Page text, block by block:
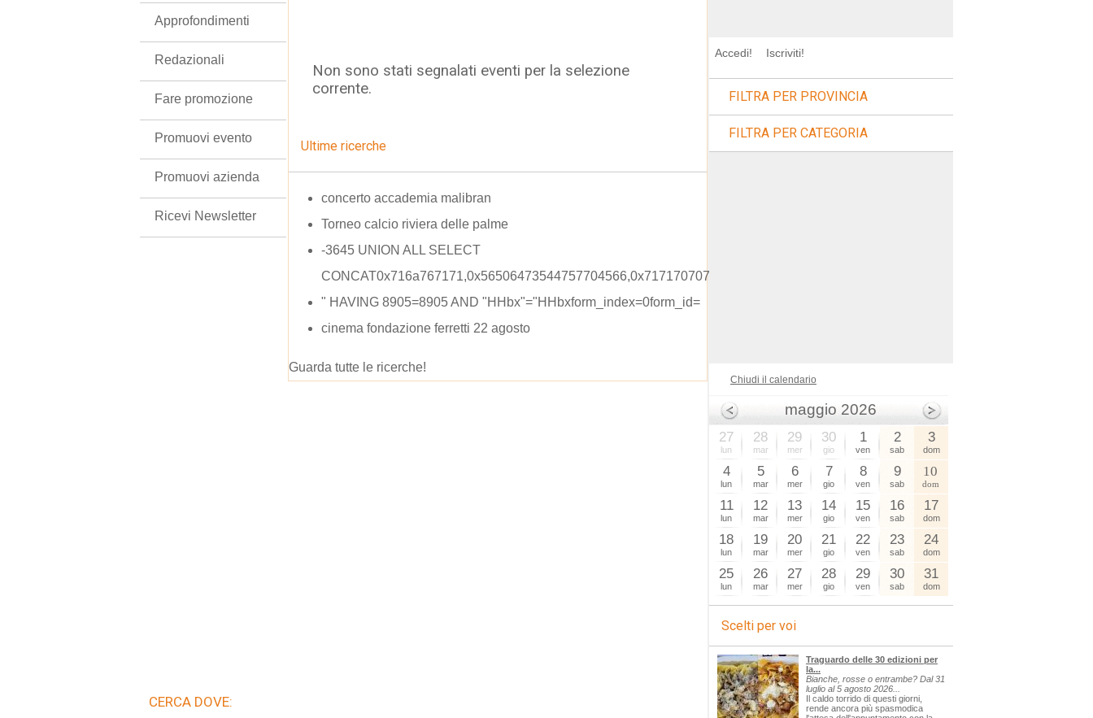
Non sono stati segnalati eventi per la selezione
corrente.
Ultime ricerche
concerto accademia malibran
Torneo calcio riviera delle palme
-3645 UNION ALL SELECT
CONCAT0x716a767171,0x56506473544757704566,0x7171707071
" HAVING 8905=8905 AND "HHbx"="HHbxform_index=0form_id=
cinema fondazione ferretti 22 agosto
Guarda tutte le ricerche!
Approfondimenti
Redazionali
Fare promozione
Promuovi evento
Promuovi azienda
Ricevi Newsletter
CERCA DOVE:
Accedi! Iscriviti!
FILTRA PER PROVINCIA
FILTRA PER CATEGORIA
Chiudi il calendario
maggio 2026
27
lun
28
mar
29
mer
30
gio
1
ven
2
sab
3
dom
4
lun
5
mar
6
mer
7
gio
8
ven
9
sab
10
dom
11
lun
12
mar
13
mer
14
gio
15
ven
16
sab
17
dom
18
lun
19
mar
20
mer
21
gio
22
ven
23
sab
24
dom
25
lun
26
mar
27
mer
28
gio
29
ven
30
sab
31
dom
Scelti per voi
Traguardo delle 30 edizioni per
la...
Bianche, rosse o entrambe? Dal 31
luglio al 5 agosto 2026...
Il caldo torrido di questi giorni,
rende ancora più spasmodica